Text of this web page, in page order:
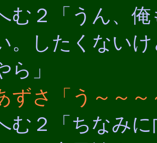
む２「うん、
。したくない
ら」
ずさ「う～～
む２「ちなみ